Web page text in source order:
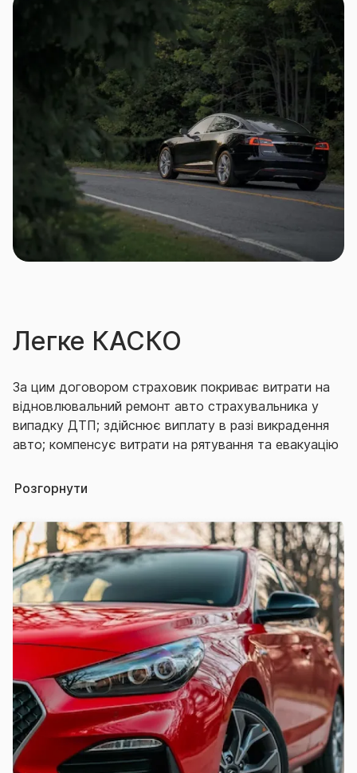
осіб тощо.
При цьому застрахувати можна фактично будь-
який наземний транспорт: легкові та вантажні
автомобілі, автобуси, комерційний та спеціальний
транспорт тощо.
Страхова група «ТАС» пропонує цілий перелік
договорів КАСКО, розрахованих на різні сегменти
автовласників.
Легке КАСКО
За цим договором страховик покриває витрати на
відновлювальний ремонт авто страхувальника у
випадку ДТП; здійснює виплату в разі викрадення
авто; компенсує витрати на рятування та евакуацію
договору «Повний автозахист», що пропонується
як розширення до полісу ОСЦПВ.
Розгорнути